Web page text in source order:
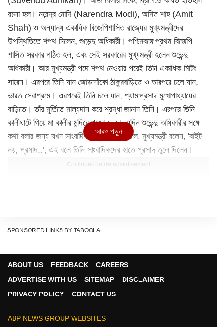
রচনা হল। নরেন্দ্র মোদি (Narendra Modi), অমিত শাহ(Amit
Shah) ও অন্যান্য একাধিক বিজেপিশাসিত রাজ্যের মুখ্যমন্ত্রীদের
উপস্থিতিতে শপথ নিলেন, শুভেন্দু অধিকারী। পশ্চিমবঙ্গে প্রথম বিজেপি
শাসিত সরকার গঠিত হল, এবং সেই সরকারের মুখ্যমন্ত্রী হলেন শুভেন্দু
অধিকারী। আর মুখ্যমন্ত্রী পদে শপথ নেওয়ার পরেই তিনি একাধিক মিটিং
সারেন। এরপরে তিনি যান জোড়াসাঁকো ঠাকুরবাড়িতে ও তারপরে চলে যান,
ভারত সেবাশ্রমে। এরপরেই তিনি চলে যান, শ্যামাপ্রসাদ মুখোপাধ্যায়ের
বাড়িতে। তাঁর মূর্তিতে মাল্যদান করে শ্রদ্ধা জানান তিনি। এরপরে তিনি
কালীঘাটে গিয়ে মা কালীর মন্দিরে পুজো দেন। এদিন শুভেন্দু অধিকারীর সঙ্গে
কথা বলার জন্য যখন সাংবাদিকরা বুম বাড়িয়ে দিলে, মুখ্যমন্ত্রী বলেন, 'বাইট
নয়, প্রসাদ..', এই বলে তিনি সাংবাদিকদের হাতে প্রসাদ তুলে দিলেন।
Continues below advertisement
আরও পড়ুন
SPONSORED LINKS BY TABOOLA
ABOUT US FEEDBACK
CAREERS
ADVERTISE WITH US
SITEMAP
DISCLAIMER
PRIVACY POLICY
CONTACT US
ABP NEWS GROUP WEBSITES